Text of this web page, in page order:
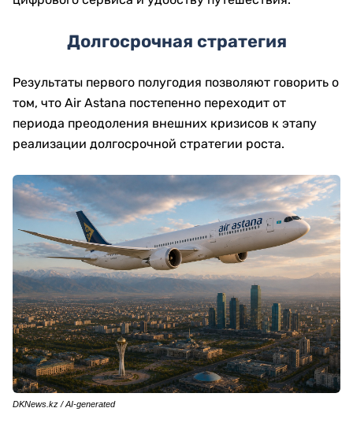
Долгосрочная стратегия
Результаты первого полугодия позволяют говорить о
том, что Air Astana постепенно переходит от
периода преодоления внешних кризисов к этапу
реализации долгосрочной стратегии роста.
DKNews.kz / AI-generated